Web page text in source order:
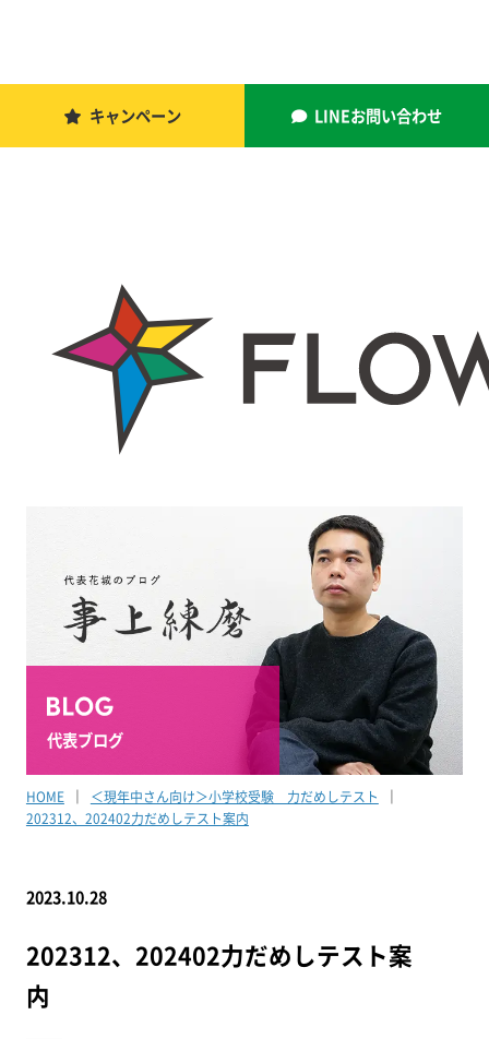
キャンペーン LINEお問い合わせ
代表ブログ
HOME
＜現年中さん向け＞小学校受験 力だめしテスト
202312、202402力だめしテスト案内
2023.10.28
202312、202402力だめしテスト案
内